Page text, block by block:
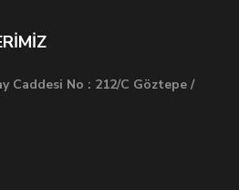
Caddesi No : 212/C Göztepe /